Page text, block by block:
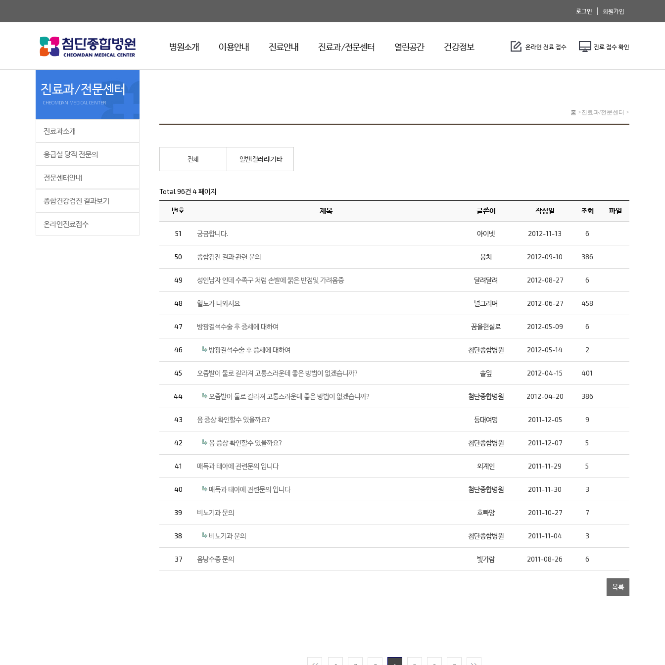
로그인 회원가입
병원소개 이용안내 진료안내 진료과/전문센터 열린공간 건강정보 온라인 진료 접수 진료 접수 확인
진료과/전문센터
CHEOMDAN MEDICAL CENTER
진료과소개
응급실 당직 전문의
전문센터안내
종합건강검진 결과보기
온라인진료접수
홈 >진료과/전문센터 >
전체 일반l갤러리l기타
Total 96건 4 페이지
번호 제목 글쓴이 작성일 조회 파일
51 궁금합니다. 아이넷 2012-11-13 6
50 종합검진 결과 관련 문의 뭉치 2012-09-10 386
49 성인남자 인데 수족구 처럼 손발에 붉은 반점및 가려움증 달려달려 2012-08-27 6
48 혈뇨가 나와서요 널그리며 2012-06-27 458
47 방광결석수술 후 증세에 대하여 꿈을현실로 2012-05-09 6
46 방광결석수술 후 증세에 대하여 첨단종합병원 2012-05-14 2
45 오줌발이 둘로 갈라져 고통스러운데 좋은 방법이 없겠습니까? 솔잎 2012-04-15 401
44 오줌발이 둘로 갈라져 고통스러운데 좋은 방법이 없겠습니까? 첨단종합병원 2012-04-20 386
43 옴 증상 확인할수 있을까요? 등대여명 2011-12-05 9
42 옴 증상 확인할수 있을까요? 첨단종합병원 2011-12-07 5
41 매독과 태아에 관련문의 입니다 외계인 2011-11-29 5
40 매독과 태아에 관련문의 입니다 첨단종합병원 2011-11-30 3
39 비뇨기과 문의 호빠앙 2011-10-27 7
38 비뇨기과 문의 첨단종합병원 2011-11-04 3
37 음낭수종 문의 빛가람 2011-08-26 6
목록